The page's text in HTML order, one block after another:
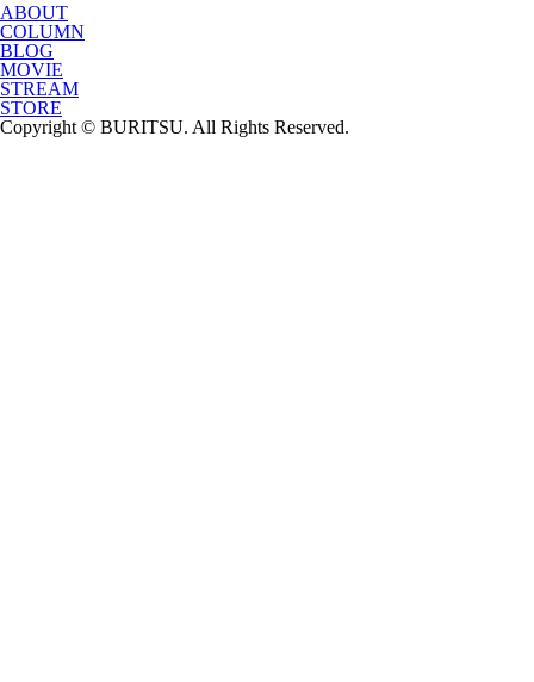
ABOUT
COLUMN
BLOG
MOVIE
STREAM
STORE
Copyright © BURITSU. All Rights Reserved.